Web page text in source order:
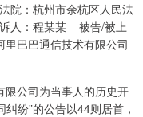
院：杭州市余杭区人民法
人：程某某 被告/被上
巴巴通信技术有限公司
限公司为当事人的历史开
纷”的公告以44则居首，